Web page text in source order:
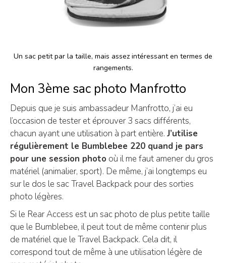
Un sac petit par la taille, mais assez intéressant en termes de
rangements.
Mon 3ème sac photo Manfrotto
Depuis que je suis ambassadeur Manfrotto, j’ai eu
l’occasion de tester et éprouver 3 sacs différents,
chacun ayant une utilisation à part entière. J’utilise
régulièrement le Bumblebee 220 quand je pars
pour une session photo où il me faut amener du gros
matériel (animalier, sport). De même, j’ai longtemps eu
sur le dos le sac Travel Backpack pour des sorties
photo légères.
Si le Rear Access est un sac photo de plus petite taille
que le Bumblebee, il peut tout de même contenir plus
de matériel que le Travel Backpack. Cela dit, il
correspond tout de même à une utilisation légère de